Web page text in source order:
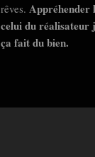
rêves. Appréhender
celui du réalisateur
ça fait du bien.